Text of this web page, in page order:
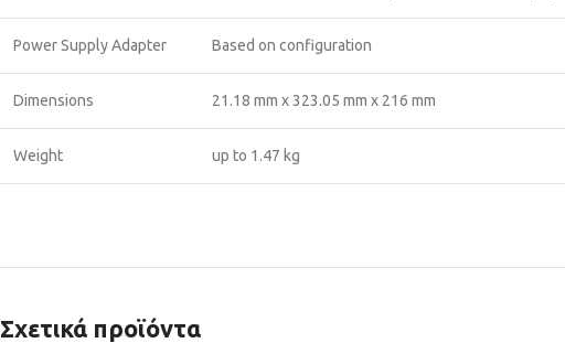
Power Supply Adapter Based on configuration
Dimensions 21.18 mm x 323.05 mm x 216 mm
Weight up to 1.47 kg
Σχετικά προϊόντα